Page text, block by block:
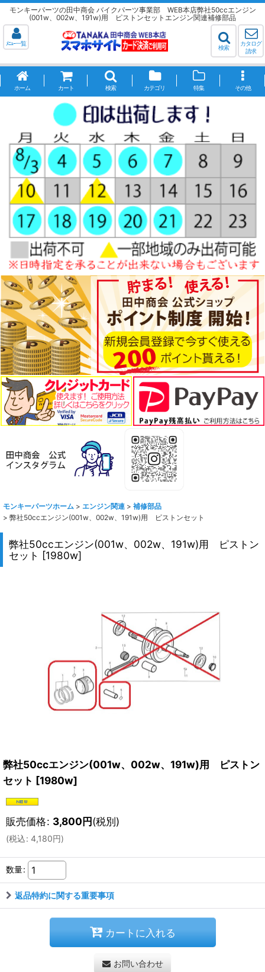
モンキーパーツの田中商会 バイクパーツ事業部 WEB本店弊社50ccエンジン
(001w、002w、191w)用 ピストンセットエンジン関連補修部品
ﾒﾆｭｰ一覧
検索
カタログ
請求
ホーム カート 検索 カテゴリ 特集 その他
モンキーパーツホーム > エンジン関連 > 補修部品
> 弊社50ccエンジン(001w、002w、191w)用 ピストンセット
弊社50ccエンジン(001w、002w、191w)用 ピストン
セット [1980w]
弊社50ccエンジン(001w、002w、191w)用 ピストン
セット [1980w]
販売価格: 3,800円(税別)
(税込: 4,180円)
数量:
返品特約に関する重要事項
カートに入れる
お問い合わせ